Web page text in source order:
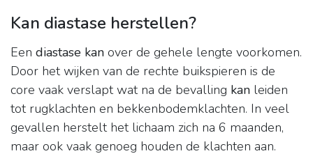
Kan diastase herstellen?
Een diastase kan over de gehele lengte voorkomen.
Door het wijken van de rechte buikspieren is de
core vaak verslapt wat na de bevalling kan leiden
tot rugklachten en bekkenbodemklachten. In veel
gevallen herstelt het lichaam zich na 6 maanden,
maar ook vaak genoeg houden de klachten aan.